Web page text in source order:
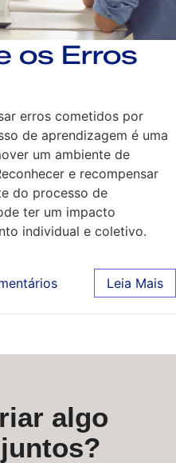
os Erros
erros cometidos por
de aprendizagem é uma
um ambiente de
e recompensar
do processo de
ter um impacto
individual e coletivo.
Leia Mais
algo